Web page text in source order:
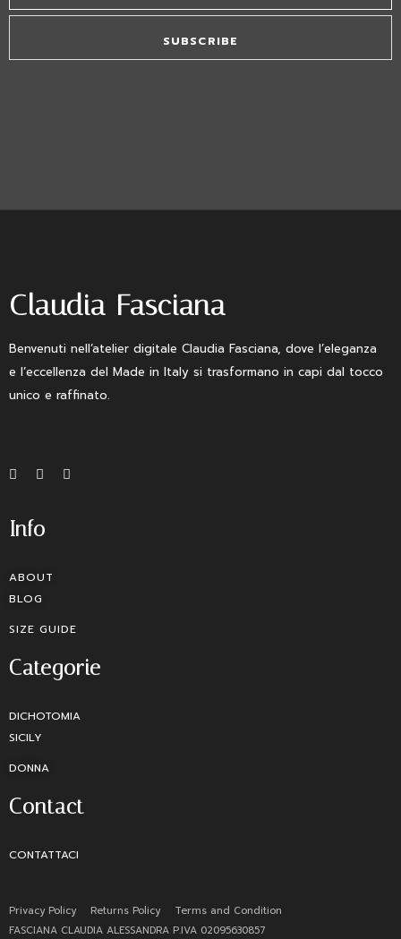
SUBSCRIBE
Claudia Fasciana
Benvenuti nell’atelier digitale Claudia Fasciana, dove l’eleganza
e l’eccellenza del Made in Italy si trasformano in capi dal tocco
unico e raffinato.
Info
ABOUT
BLOG
SIZE GUIDE
Categorie
DICHOTOMIA
SICILY
DONNA
Contact
CONTATTACI
Privacy Policy Returns Policy
Terms and Condition
FASCIANA CLAUDIA ALESSANDRA P.IVA 02095630857